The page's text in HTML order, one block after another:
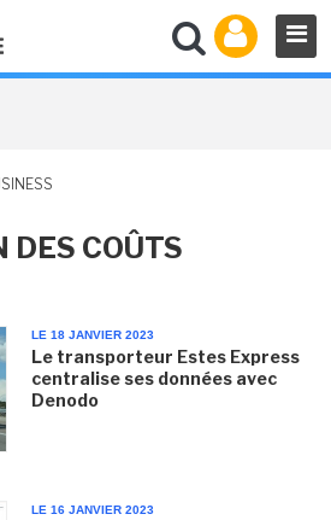
DES COÛTS
LE 18 JANVIER 2023
Le transporteur Estes Express
centralise ses données avec
Denodo
LE 16 JANVIER 2023